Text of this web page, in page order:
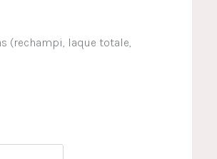
(rechampi, laque totale,